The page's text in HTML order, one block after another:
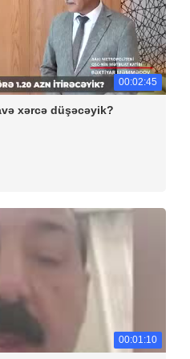
00:02:45
xərcə düşəcəyik?
00:01:10